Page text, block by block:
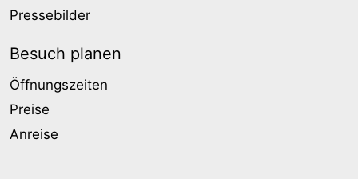
Pressebilder
Besuch planen
Öffnungszeiten
Preise
Anreise